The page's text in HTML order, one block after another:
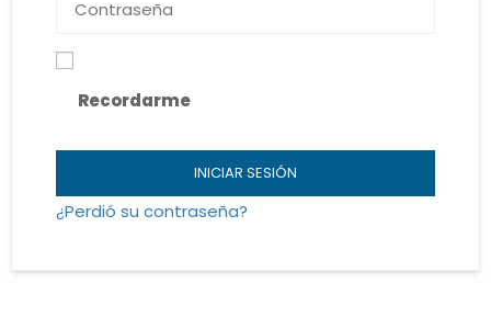
Recordarme
INICIAR SESIÓN
¿Perdió su contraseña?